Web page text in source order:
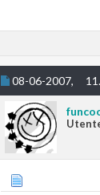
08-06-2007,